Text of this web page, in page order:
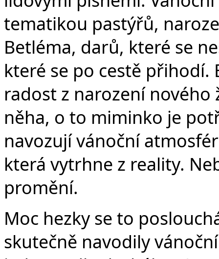
tematikou pastýřů,
Betléma, darů, které se
které se po cestě přihodí.
radost z narození
něha, o to miminko je
navozují vánoční
která vytrhne z reality.
promění.
Moc hezky se to
skutečně navodily